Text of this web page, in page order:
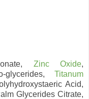
Zinc Oxide,
glycerides, Titanum
Acid,
Glycerides Citrate,